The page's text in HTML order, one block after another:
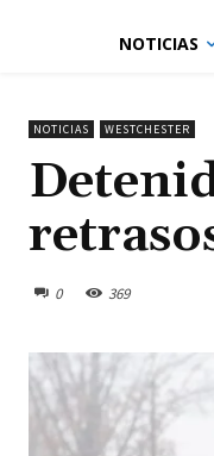
NOTICIAS
NOTICIAS WESTCHESTER
0 369